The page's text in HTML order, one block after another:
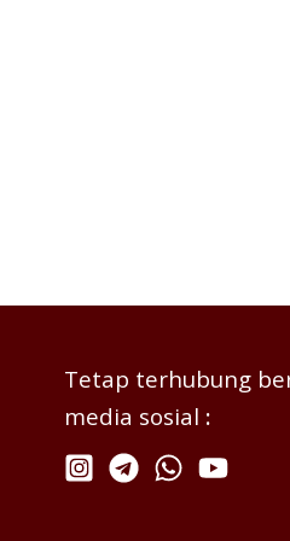
Tetap terhubung
media sosial :